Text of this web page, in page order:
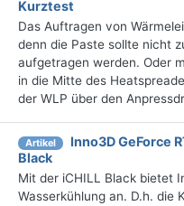
Kurztest
Das Auftragen von
denn die Paste sollte nicht
aufgetragen werden. Oder
in die Mitte des
der WLP über den
Artikel
Inno3D GeForce
Black
Mit der iCHILL Black bietet
Wasserkühlung an. D.h. die